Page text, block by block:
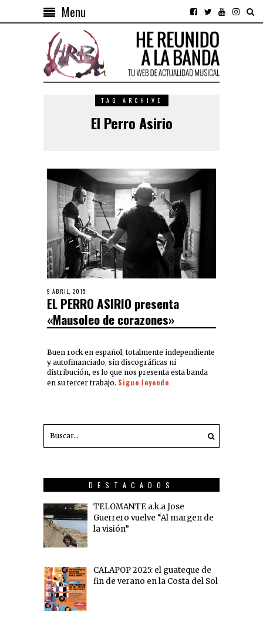
Menu
TAG ARCHIVE
El Perro Asirio
9 ABRIL, 2015
EL PERRO ASIRIO presenta
«Mausoleo de corazones»
Buen rock en español, totalmente independiente
y autofinanciado, sin discográficas ni
distribución, es lo que nos presenta esta banda
en su tercer trabajo. Sigue leyendo
DESTACADOS
TELOMANTE a.k.a Jose
Guerrero vuelve “Al margen de
la visión”
CALAPOP 2025: el guateque de
fin de verano en la Costa del Sol